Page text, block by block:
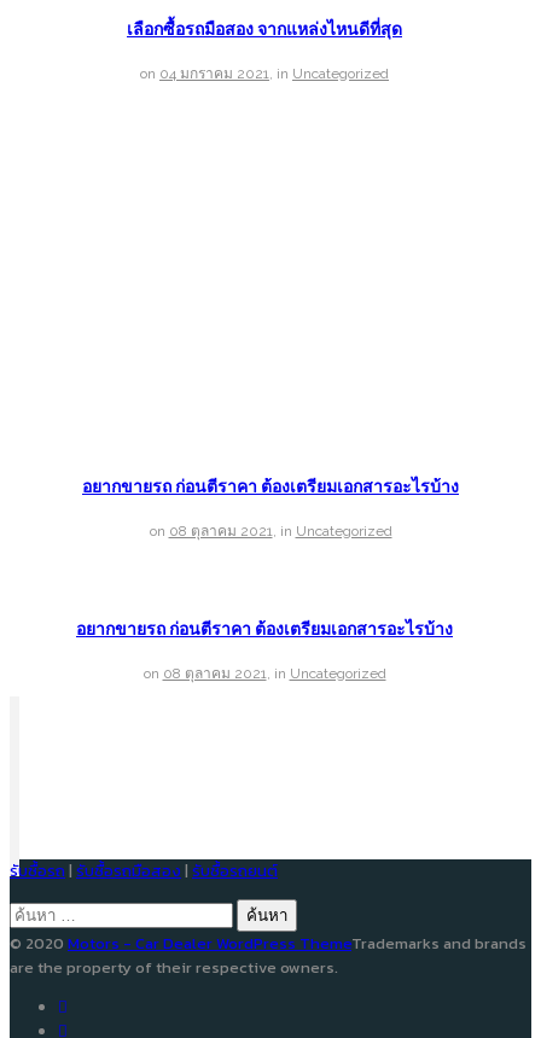
เลือกซื้อรถมือสอง จากแหล่งไหนดีที่สุด
on 04 มกราคม 2021, in Uncategorized
อยากขายรถ ก่อนตีราคา ต้องเตรียมเอกสารอะไรบ้าง
on 08 ตุลาคม 2021, in Uncategorized
อยากขายรถ ก่อนตีราคา ต้องเตรียมเอกสารอะไรบ้าง
on 08 ตุลาคม 2021, in Uncategorized
รับซื้อรถ | รับซื้อรถมือสอง | รับซื้อรถยนต์
ค้นหา
สำหรับ:
© 2020 Motors - Car Dealer WordPress ThemeTrademarks and brands
are the property of their respective owners.